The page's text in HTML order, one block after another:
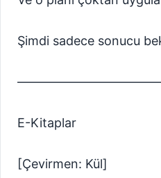
Şimdi sadece sonucu
E-Kitaplar
[Çevirmen: Kül]